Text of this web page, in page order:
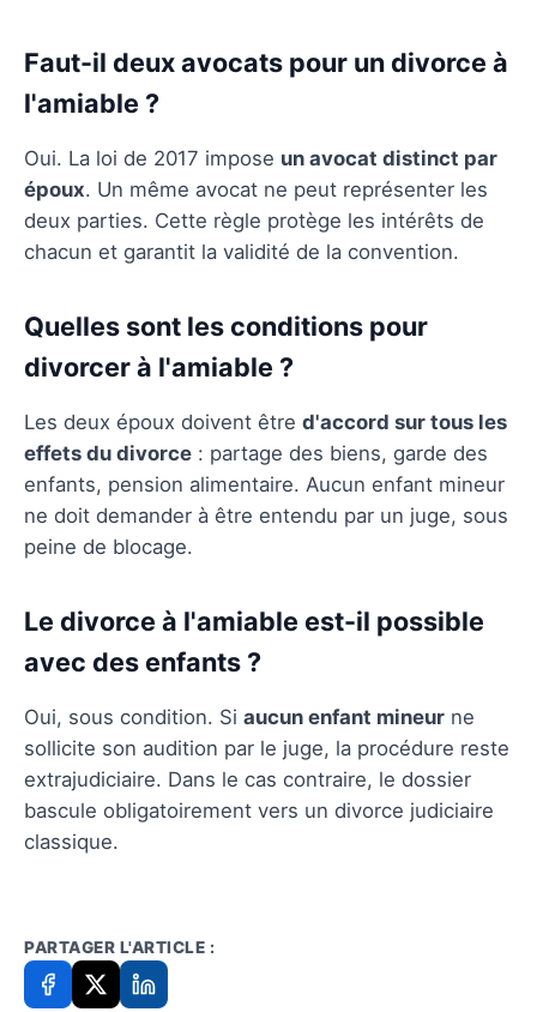
Faut-il deux avocats pour un divorce à
l'amiable ?
Oui. La loi de 2017 impose un avocat distinct par
époux. Un même avocat ne peut représenter les
deux parties. Cette règle protège les intérêts de
chacun et garantit la validité de la convention.
Quelles sont les conditions pour
divorcer à l'amiable ?
Les deux époux doivent être d'accord sur tous les
effets du divorce : partage des biens, garde des
enfants, pension alimentaire. Aucun enfant mineur
ne doit demander à être entendu par un juge, sous
peine de blocage.
Le divorce à l'amiable est-il possible
avec des enfants ?
Oui, sous condition. Si aucun enfant mineur ne
sollicite son audition par le juge, la procédure reste
extrajudiciaire. Dans le cas contraire, le dossier
bascule obligatoirement vers un divorce judiciaire
classique.
PARTAGER L'ARTICLE :